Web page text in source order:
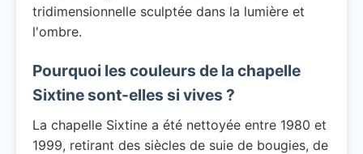
tridimensionnelle sculptée dans la lumière et
l'ombre.
Pourquoi les couleurs de la chapelle
Sixtine sont-elles si vives ?
La chapelle Sixtine a été nettoyée entre 1980 et
1999, retirant des siècles de suie de bougies, de